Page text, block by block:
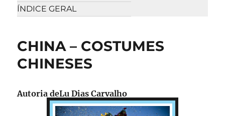
ÍNDICE GERAL
CHINA – COSTUMES
CHINESES
Autoria deLu Dias Carvalho